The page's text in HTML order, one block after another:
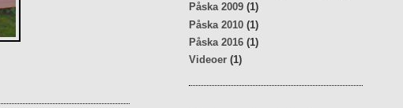
Påska 2009 (1)
Påska 2010 (1)
Påska 2016 (1)
Videoer (1)